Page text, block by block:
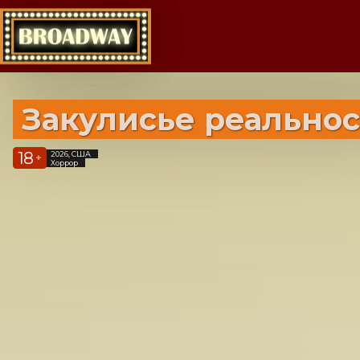
Закулисье
18 +
2026, США
Хоррор